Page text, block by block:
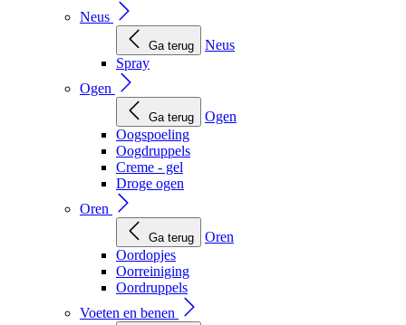
Neus
Ga terug
Neus
Spray
Ogen
Ga terug
Ogen
Oogspoeling
Oogdruppels
Creme - gel
Droge ogen
Oren
Ga terug
Oren
Oordopjes
Oorreiniging
Oordruppels
Voeten en benen